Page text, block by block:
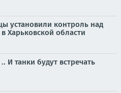
установили контроль над
Харьковской области
И танки будут встречать